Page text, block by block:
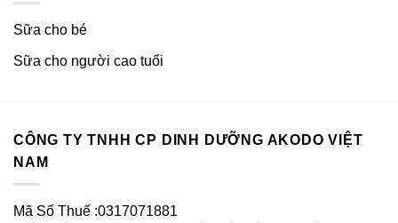
Sữa cho bé
Sữa cho người cao tuổi
CÔNG TY TNHH CP DINH DƯỠNG AKODO VIỆT
NAM
Mã Số Thuế :0317071881